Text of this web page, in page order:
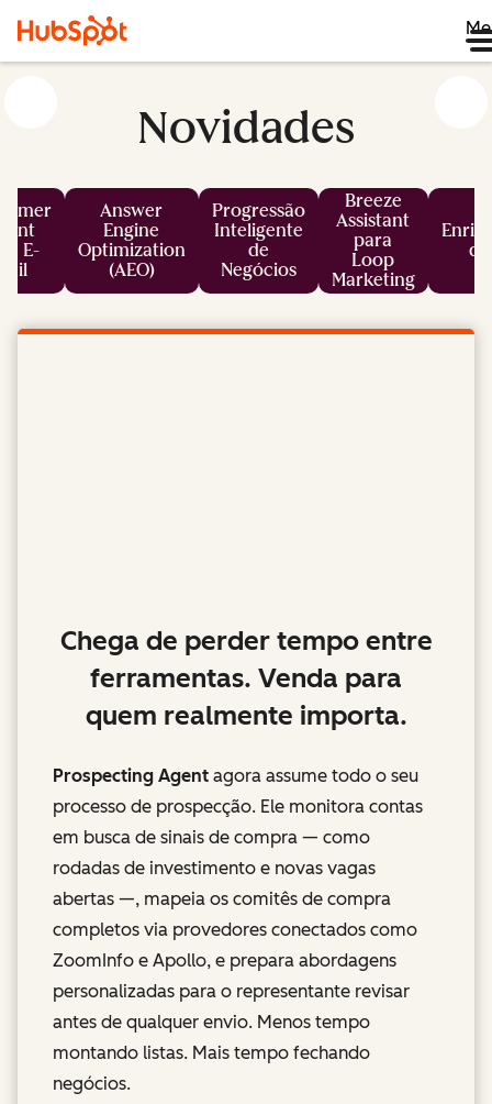
Novidades
E-
Answer
Engine
Optimization
(AEO)
Progressão
Inteligente
de
Negócios
Breeze
Assistant
para
Loop
Marketing
Chega de perder tempo entre
ferramentas. Venda para
quem realmente importa.
Prospecting Agent agora assume todo o seu
processo de prospecção. Ele monitora contas
em busca de sinais de compra — como
rodadas de investimento e novas vagas
abertas —, mapeia os comitês de compra
completos via provedores conectados como
ZoomInfo e Apollo, e prepara abordagens
personalizadas para o representante revisar
antes de qualquer envio. Menos tempo
montando listas. Mais tempo fechando
negócios.